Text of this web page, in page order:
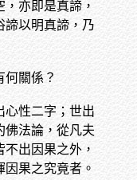
亦即是真諦，
諦以明真諦，乃
何關係？
心性二字；世出
佛法論，從凡夫
出因果之外，
果之究竟者。